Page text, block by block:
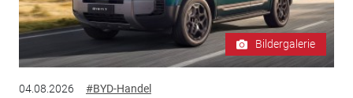
Bildergalerie
04.08.2026 #BYD-Handel